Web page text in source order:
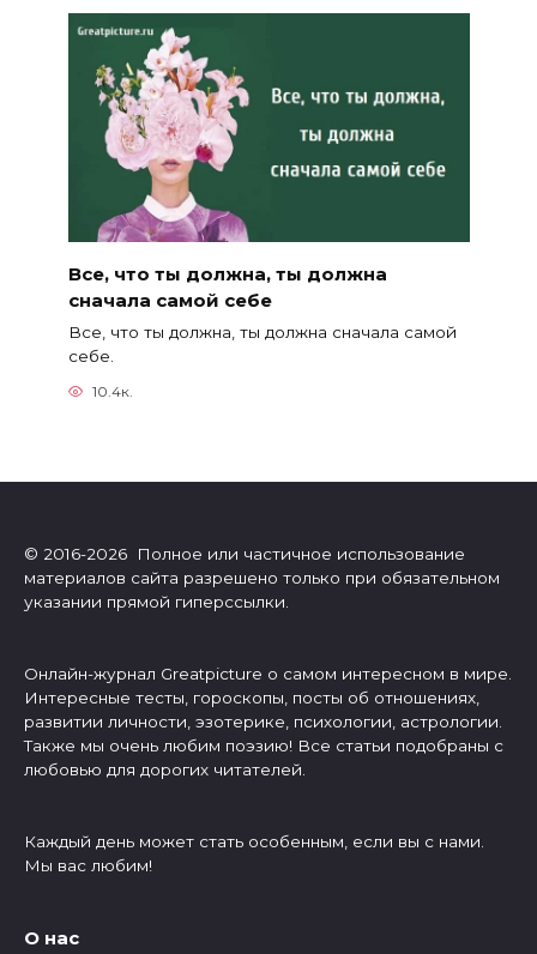
Все, что ты должна, ты должна
сначала самой себе
Все, что ты должна, ты должна сначала самой
себе.
10.4к.
© 2016-2026 Полное или частичное использование
материалов сайта разрешено только при обязательном
указании прямой гиперссылки.
Онлайн-журнал Greatpicture о самом интересном в мире.
Интересные тесты, гороскопы, посты об отношениях,
развитии личности, эзотерике, психологии, астрологии.
Также мы очень любим поэзию! Все статьи подобраны с
любовью для дорогих читателей.
Каждый день может стать особенным, если вы с нами.
Мы вас любим!
О нас